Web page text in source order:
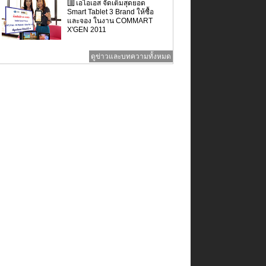
เอไอเอส จัดเต็มสุดยอด
Smart Tablet 3 Brand ให้ซื้อ
และจอง ในงาน COMMART
X'GEN 2011
ดูข่าวและบทความทั้งหมด